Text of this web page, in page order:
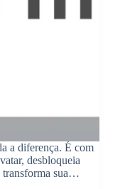
a diferença. É com
desbloqueia
transforma sua…